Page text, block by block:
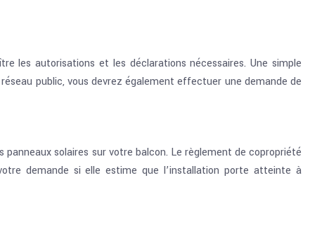
les autorisations et les déclarations nécessaires. Une simple
public, vous devrez également effectuer une demande de
solaires sur votre balcon. Le règlement de copropriété
demande si elle estime que l’installation porte atteinte à